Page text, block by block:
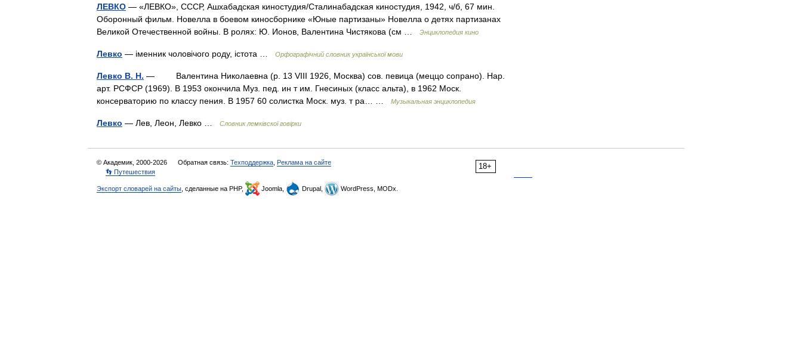
ЛЕВКО — «ЛЕВКО», СССР, Ашхабадская киностудия/Сталинабадская киностудия, 1942, ч/б, 67 мин.
Оборонный фильм. Новелла в боевом киносборнике «Юные партизаны» Новелла о детях партизанах
Великой Отечественной войны. В ролях: Ю. Ионов, Валентина Чистякова (см …
Энциклопедия кино
Левко — іменник чоловічого роду, істота … Орфографічний словник української мови
Левко В. Н. — Валентина Николаевна (р. 13 VIII 1926, Москва) сов. певица (меццо сопрано). Нар.
арт. РСФСР (1969). В 1953 окончила Муз. пед. ин т им. Гнесиных (класс альта), в 1962 Моск.
консерваторию по классу пения. В 1957 60 солистка Моск. муз. т ра… …
Музыкальная энциклопедия
Левко — Лев, Леон, Левко … Словник лемківскої говірки
18+
© Академик, 2000-2026 Обратная связь: Техподдержка Реклама на сайте
👣 Путешествия
Экспорт словарей на сайты , сделанные на PHP, Joomla, Drupal, WordPress, MODx.